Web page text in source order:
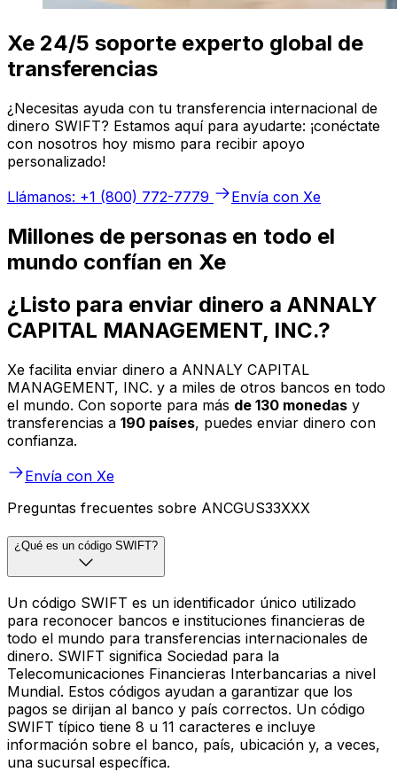
Xe 24/5 soporte experto global de
transferencias
¿Necesitas ayuda con tu transferencia internacional de
dinero SWIFT? Estamos aquí para ayudarte: ¡conéctate
con nosotros hoy mismo para recibir apoyo
personalizado!
Llámanos: +1 (800) 772-7779
Envía con Xe
Millones de personas en todo el
mundo confían en Xe
¿Listo para enviar dinero a ANNALY
CAPITAL MANAGEMENT, INC.?
Xe facilita enviar dinero a ANNALY CAPITAL
MANAGEMENT, INC. y a miles de otros bancos en todo
el mundo. Con soporte para más de 130 monedas y
transferencias a 190 países, puedes enviar dinero con
confianza.
Envía con Xe
Preguntas frecuentes sobre ANCGUS33XXX
¿Qué es un código SWIFT?
Un código SWIFT es un identificador único utilizado
para reconocer bancos e instituciones financieras de
todo el mundo para transferencias internacionales de
dinero. SWIFT significa Sociedad para la
Telecomunicaciones Financieras Interbancarias a nivel
Mundial. Estos códigos ayudan a garantizar que los
pagos se dirijan al banco y país correctos. Un código
SWIFT típico tiene 8 u 11 caracteres e incluye
información sobre el banco, país, ubicación y, a veces,
una sucursal específica.